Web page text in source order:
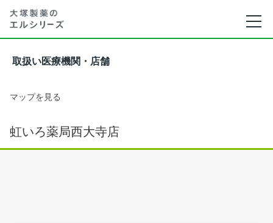
取扱い医療機関・店舗
マップを見る
虹いろ薬局西大寺店